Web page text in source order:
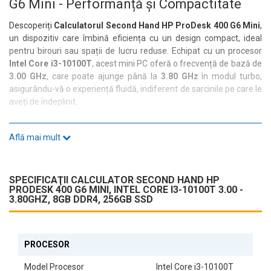
G6 Mini - Performanță și Compactitate
Descoperiți Calculatorul Second Hand HP ProDesk 400 G6 Mini,
un dispozitiv care îmbină eficiența cu un design compact, ideal
pentru birouri sau spații de lucru reduse. Echipat cu un procesor
Intel Core i3-10100T, acest mini PC oferă o frecvență de bază de
3.00 GHz, care poate ajunge până la 3.80 GHz în modul turbo,
asigurându-vă o experiență fluidă, indiferent de sarcinile pe care le
aveți de îndeplinit.
Specificații Tehnice
esențiale. Placa video integratăIntel UHD Graphics 630
garantează o calitate grafică decentă pentru activități de zi cu zi.
inclusiv:
2x USB 2.0 Type-A
Află mai mult
SPECIFICAŢII CALCULATOR SECOND HAND HP
PRODESK 400 G6 MINI, INTEL CORE I3-10100T 3.00 -
3.80GHZ, 8GB DDR4, 256GB SSD
PROCESOR
Model Procesor Intel Core i3-10100T